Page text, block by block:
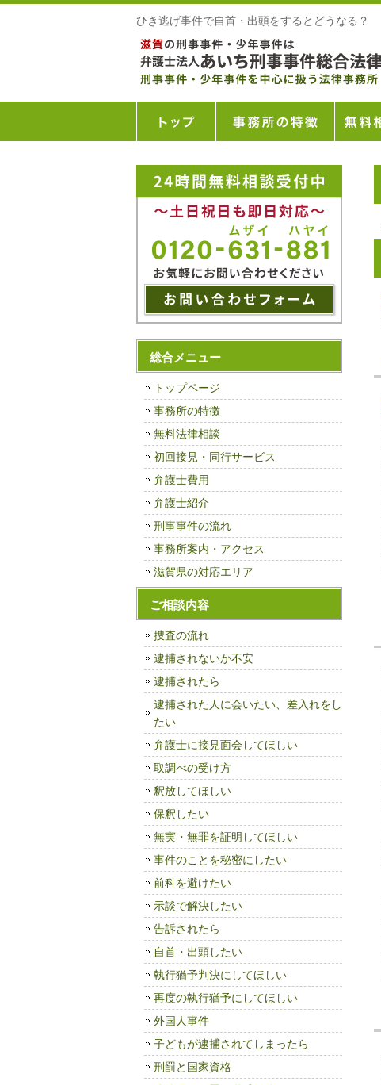
ひき逃げ事件で自首・出頭をするとどうなる？
総合メニュー
トップページ
事務所の特徴
無料法律相談
初回接見・同行サービス
弁護士費用
弁護士紹介
刑事事件の流れ
事務所案内・アクセス
滋賀県の対応エリア
ご相談内容
捜査の流れ
逮捕されないか不安
逮捕されたら
逮捕された人に会いたい、差入れをし
たい
弁護士に接見面会してほしい
取調べの受け方
釈放してほしい
保釈したい
無実・無罪を証明してほしい
事件のことを秘密にしたい
前科を避けたい
示談で解決したい
告訴されたら
自首・出頭したい
執行猶予判決にしてほしい
再度の執行猶予にしてほしい
外国人事件
子どもが逮捕されてしまったら
刑罰と国家資格